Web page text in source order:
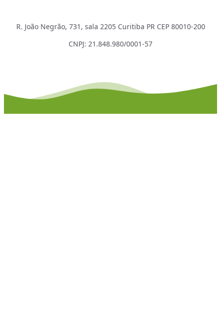
R. João Negrão, 731, sala 2205 Curitiba PR CEP 80010-200
CNPJ: 21.848.980/0001-57